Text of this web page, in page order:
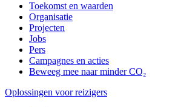
Toekomst en waarden
Organisatie
Projecten
Jobs
Pers
Campagnes en acties
Beweeg mee naar minder CO₂
Oplossingen voor reizigers